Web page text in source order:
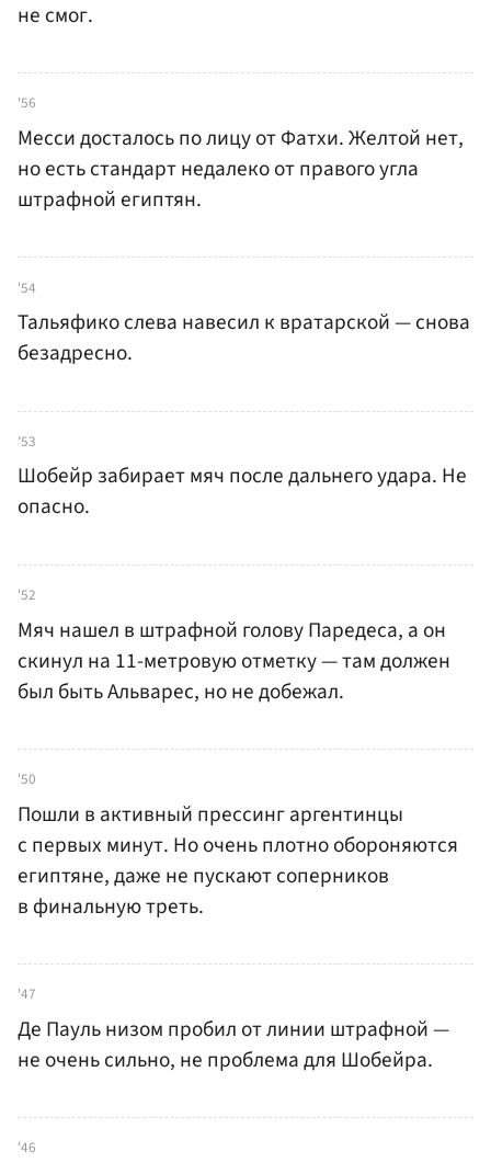
не смог.
'56
Месси досталось по лицу от Фатхи. Желтой нет,
но есть стандарт недалеко от правого угла
штрафной египтян.
'54
Тальяфико слева навесил к вратарской — снова
безадресно.
'53
Шобейр забирает мяч после дальнего удара. Не
опасно.
'52
Мяч нашел в штрафной голову Паредеса, а он
скинул на 11-метровую отметку — там должен
был быть Альварес, но не добежал.
'50
Пошли в активный прессинг аргентинцы
с первых минут. Но очень плотно обороняются
египтяне, даже не пускают соперников
в финальную треть.
'47
Де Пауль низом пробил от линии штрафной —
не очень сильно, не проблема для Шобейра.
'46